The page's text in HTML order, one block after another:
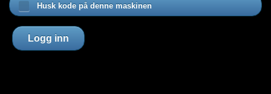
Husk kode på denne maskinen
Logg inn